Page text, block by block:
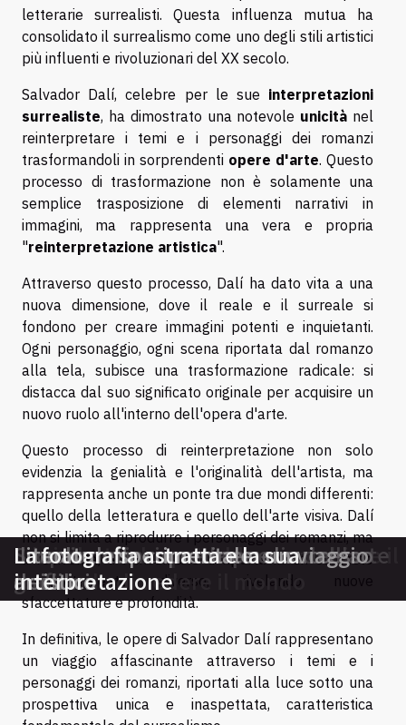
letterarie surrealisti. Questa influenza mutua ha
consolidato il surrealismo come uno degli stili artistici
più influenti e rivoluzionari del XX secolo.
Salvador Dalí, celebre per le sue interpretazioni
surrealiste, ha dimostrato una notevole unicità nel
reinterpretare i temi e i personaggi dei romanzi
trasformandoli in sorprendenti opere d'arte. Questo
processo di trasformazione non è solamente una
semplice trasposizione di elementi narrativi in
immagini, ma rappresenta una vera e propria
"reinterpretazione artistica".
Attraverso questo processo, Dalí ha dato vita a una
nuova dimensione, dove il reale e il surreale si
fondono per creare immagini potenti e inquietanti.
Ogni personaggio, ogni scena riportata dal romanzo
alla tela, subisce una trasformazione radicale: si
distacca dal suo significato originale per acquisire un
nuovo ruolo all'interno dell'opera d'arte.
Questo processo di reinterpretazione non solo
evidenzia la genialità e l'originalità dell'artista, ma
rappresenta anche un ponte tra due mondi differenti:
quello della letteratura e quello dell'arte visiva. Dalí
non si limita a riprodurre i personaggi dei romanzi, ma
li reinventa, li reinventa e li riporta in un contesto
completamente diverso, rivelando nuove
sfaccettature e profondità.
In definitiva, le opere di Salvador Dalí rappresentano
un viaggio affascinante attraverso i temi e i
personaggi dei romanzi, riportati alla luce sotto una
prospettiva unica e inaspettata, caratteristica
Libri d'arte che potrebbero cambiare il
tuo modo di vedere il mondo
Scopriamo insieme la poesia dell'arte
grafica
Il ruolo delle copertine nel successo
dei libri
Literatura sperimentale: un viaggio
artistico
La fotografia astratta e la sua
interpretazione